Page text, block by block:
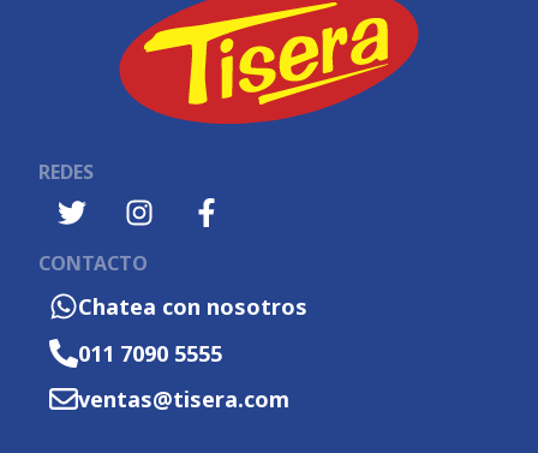
REDES
CONTACTO
Chatea con nosotros
011 7090 5555
ventas@tisera.com